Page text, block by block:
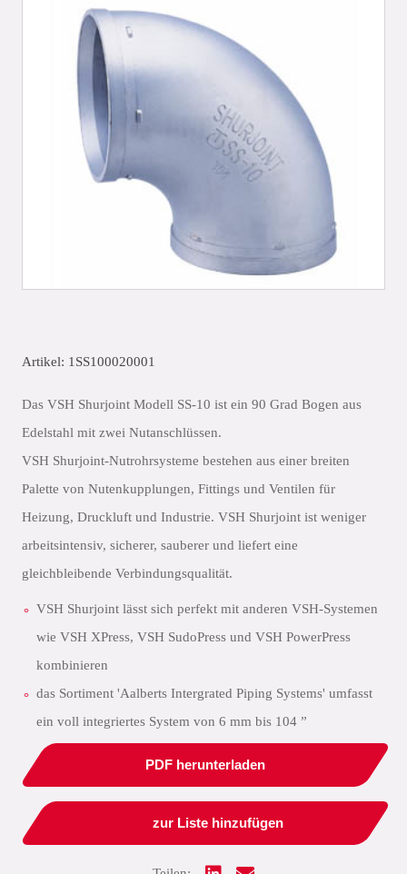
Artikel: 1SS100020001
Das VSH Shurjoint Modell SS-10 ist ein 90 Grad Bogen aus
Edelstahl mit zwei Nutanschlüssen.
VSH Shurjoint-Nutrohrsysteme bestehen aus einer breiten
Palette von Nutenkupplungen, Fittings und Ventilen für
Heizung, Druckluft und Industrie. VSH Shurjoint ist weniger
arbeitsintensiv, sicherer, sauberer und liefert eine
gleichbleibende Verbindungsqualität.
VSH Shurjoint lässt sich perfekt mit anderen VSH-Systemen
wie VSH XPress, VSH SudoPress und VSH PowerPress
kombinieren
das Sortiment 'Aalberts Intergrated Piping Systems' umfasst
ein voll integriertes System von 6 mm bis 104 ”
PDF herunterladen
zur Liste hinzufügen